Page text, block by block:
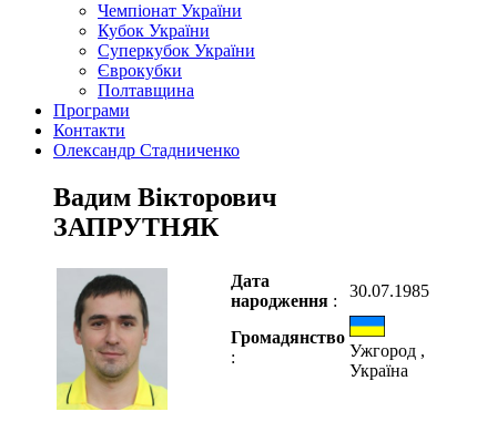
Чемпіонат України
Кубок України
Суперкубок України
Єврокубки
Полтавщина
Програми
Контакти
Олександр Стадниченко
Вадим Вікторович
ЗАПРУТНЯК
Дата
народження :
30.07.1985
Громадянство
:
Ужгород ,
Україна